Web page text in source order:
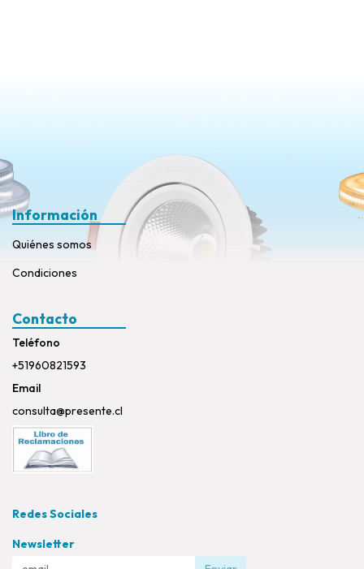
Información
Quiénes somos
Condiciones
Contacto
Teléfono
+51960821593
Email
consulta@presente.cl
Redes Sociales
Newsletter